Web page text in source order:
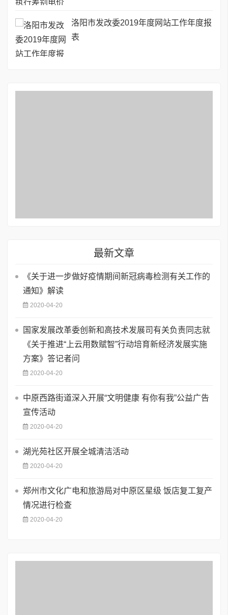
洛阳市发改委2019年度网站工作年度报
表
最新文章
《关于进一步做好疫情期间新冠病毒检测有关工作的
通知》解读
2020-04-20
国家发展改革委创新和高技术发展司有关负责同志就
《关于推进“上云用数赋智”行动培育新经济发展实施
方案》答记者问
2020-04-20
中原西路街道深入开展“文明健康 有你有我”公益广告
宣传活动
2020-04-20
湖光苑社区开展全城清洁活动
2020-04-20
郑州市文化广电和旅游局对中原区星级 饭店复工复产
情况进行检查
2020-04-20